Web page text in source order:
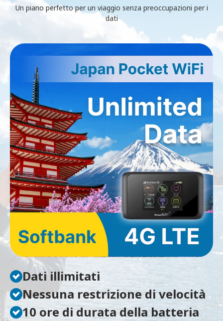
Un piano perfetto per un viaggio senza preoccupazioni per i
dati
Dati illimitati
Nessuna restrizione di velocità
10 ore di durata della batteria